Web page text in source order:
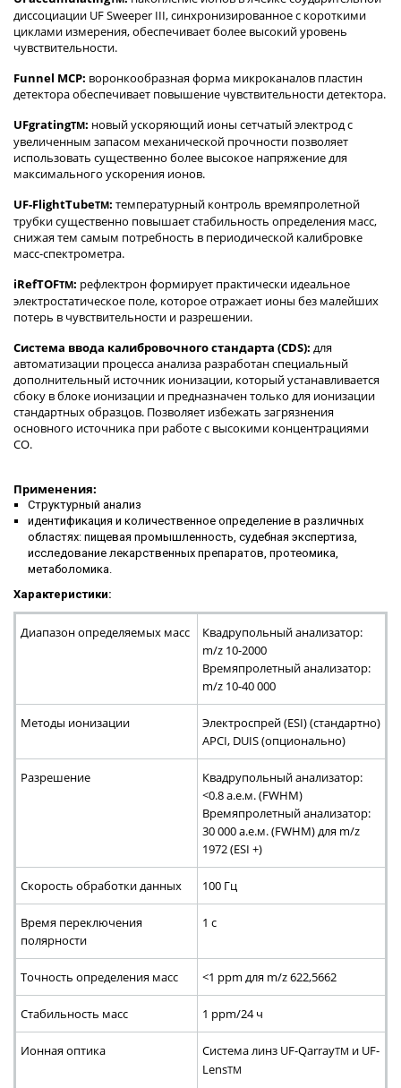
диссоциации UF Sweeper III, cинхронизированное с короткими
циклами измерения, обеспечивает более высокий уровень
чувствительности.
Funnel MCP: воронкообразная форма микроканалов пластин
детектора обеспечивает повышение чувствительности детектора.
UFgratingTM: новый ускоряющий ионы сетчатый электрод с
увеличенным запасом механической прочности позволяет
использовать существенно более высокое напряжение для
максимального ускорения ионов.
UF-FlightTubeTM: температурный контроль времяпролетной
трубки существенно повышает стабильность определения масс,
снижая тем самым потребность в периодической калибровке
масс-спектрометра.
iRefTOFTM: рефлектрон формирует практически идеальное
электростатическое поле, которое отражает ионы без малейших
потерь в чувствительности и разрешении.
Система ввода калибровочного стандарта (CDS): для
автоматизации процесса анализа разработан специальный
дополнительный источник ионизации, который устанавливается
сбоку в блоке ионизации и предназначен только для ионизации
стандартных образцов. Позволяет избежать загрязнения
основного источника при работе с высокими концентрациями
СО.
Применения:
Структурный анализ
идентификация и количественное определение в различных
областях: пищевая промышленность, судебная экспертиза,
исследование лекарственных препаратов, протеомика,
метаболомика.
Характеристики:
Диапазон определяемых масс
Квадрупольный анализатор:
m/z 10-2000
Времяпролетный анализатор:
m/z 10-40 000
Методы ионизации
Электроспрей (ESI) (стандартно)
APCI, DUIS (опционально)
Разрешение
Квадрупольный анализатор:
<0.8 а.е.м. (FWHM)
Времяпролетный анализатор:
30 000 а.е.м. (FWHM) для m/z
1972 (ESI +)
Скорость обработки данных 100 Гц
Время переключения
полярности
1 с
Точность определения масс <1 ppm для m/z 622,5662
Стабильность масс 1 ppm/24 ч
Ионная оптика Система линз UF-QarrayTM и UF-
LensTM